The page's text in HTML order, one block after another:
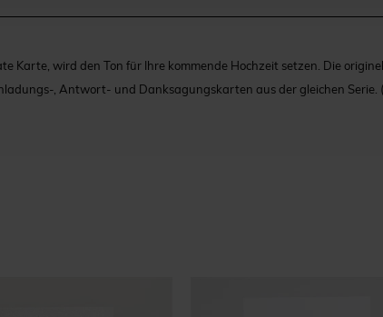
Karte, wird den Ton für Ihre kommende Hochzeit setzen. Die
, Antwort- und Danksagungskarten aus der gleichen Serie.